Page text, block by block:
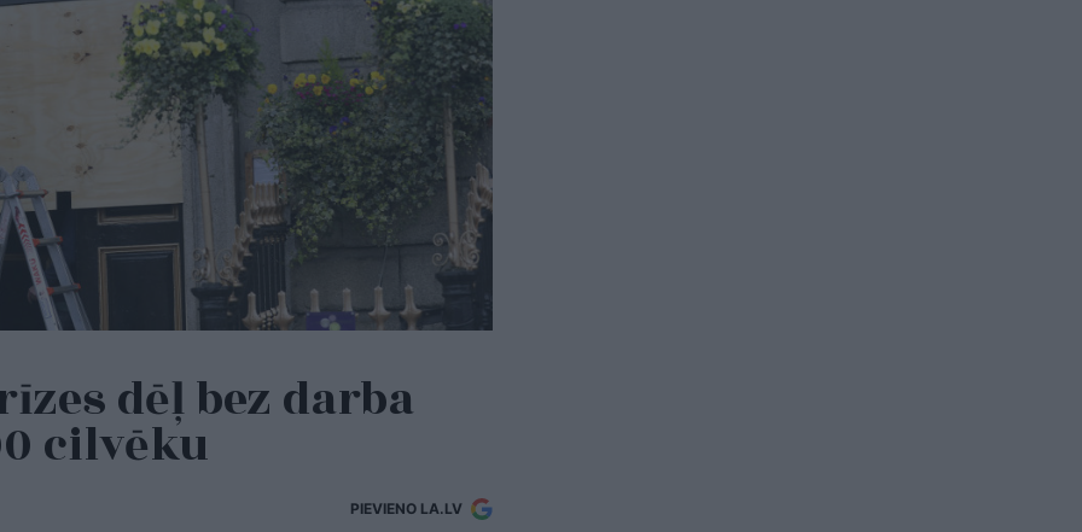
dēļ bez darba
cilvēku
PIEVIENO LA.LV